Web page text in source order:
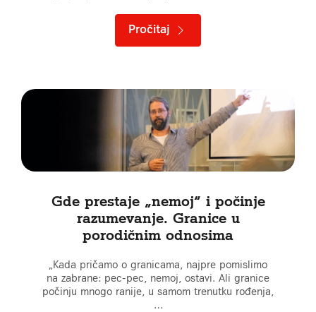
Pročitaj
Gde prestaje „nemoj“ i počinje
razumevanje. Granice u
porodičnim odnosima
„Kada pričamo o granicama, najpre pomislimo
na zabrane: pec-pec, nemoj, ostavi. Ali granice
počinju mnogo ranije, u samom trenutku rođenja,
…